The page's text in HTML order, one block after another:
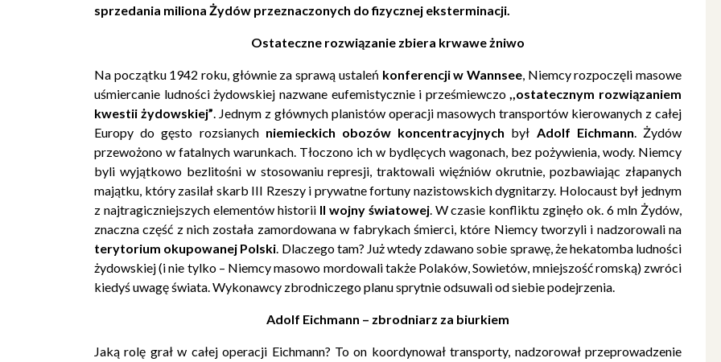
sprzedania miliona Żydów przeznaczonych do fizycznej eksterminacji.
Ostateczne rozwiązanie zbiera krwawe żniwo
Na początku 1942 roku, głównie za sprawą ustaleń konferencji w Wannsee, Niemcy rozpoczęli masowe
uśmiercanie ludności żydowskiej nazwane eufemistycznie i prześmiewczo,,ostatecznym rozwiązaniem
kwestii żydowskiej”. Jednym z głównych planistów operacji masowych transportów kierowanych z całej
Europy do gęsto rozsianych niemieckich obozów koncentracyjnych był Adolf Eichmann. Żydów
przewożono w fatalnych warunkach. Tłoczono ich w bydlęcych wagonach, bez pożywienia, wody. Niemcy
byli wyjątkowo bezlitośni w stosowaniu represji, traktowali więźniów okrutnie, pozbawiając złapanych
majątku, który zasilał skarb III Rzeszy i prywatne fortuny nazistowskich dygnitarzy. Holocaust był jednym
z najtragiczniejszych elementów historii II wojny światowej. W czasie konfliktu zginęło ok. 6 mln Żydów,
znaczna część z nich została zamordowana w fabrykach śmierci, które Niemcy tworzyli i nadzorowali na
terytorium okupowanej Polski. Dlaczego tam? Już wtedy zdawano sobie sprawę, że hekatomba ludności
żydowskiej (i nie tylko – Niemcy masowo mordowali także Polaków, Sowietów, mniejszość romską) zwróci
kiedyś uwagę świata. Wykonawcy zbrodniczego planu sprytnie odsuwali od siebie podejrzenia.
Adolf Eichmann – zbrodniarz za biurkiem
Jaką rolę grał w całej operacji Eichmann? To on koordynował transporty, nadzorował przeprowadzenie